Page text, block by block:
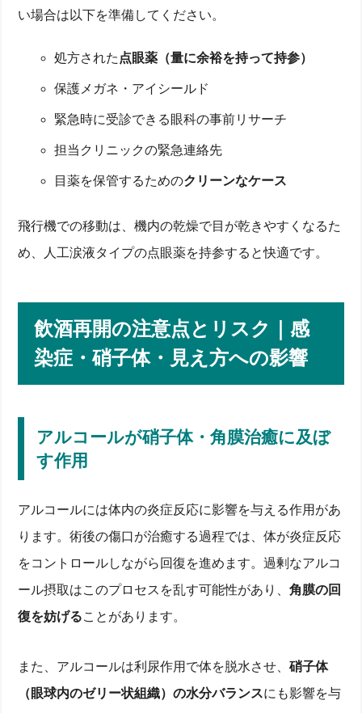
い場合は以下を準備してください。
処方された 点眼薬（量に余裕を持って持参）
保護メガネ・アイシールド
緊急時に受診できる眼科の事前リサーチ
担当クリニックの緊急連絡先
目薬を保管するためのクリーンなケース
飛行機での移動は、機内の乾燥で目が乾きやすくなるた
め、人工涙液タイプの点眼薬を持参すると快適です。
飲酒再開の注意点とリスク｜感
染症・硝子体・見え方への影響
アルコールが硝子体・角膜治癒に及ぼ
す作用
アルコールには体内の炎症反応に影響を与える作用があ
ります。術後の傷口が治癒する過程では、体が炎症反応
をコントロールしながら回復を進めます。過剰なアルコ
ール摂取はこのプロセスを乱す可能性があり、角膜の回
復を妨げることがあります。
また、アルコールは利尿作用で体を脱水させ、硝子体
（眼球内のゼリー状組織）の水分バランスにも影響を与